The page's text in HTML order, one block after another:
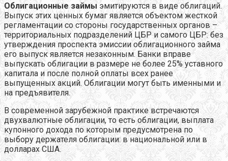
Облигационные займы эмитируются в виде облигаций.
Выпуск этих ценных бумаг является объектом жесткой
регламентации со стороны государственных органов –
территориальных подразделений ЦБР и самого ЦБР: без
утверждения проспекта эмиссии облигационного займа
его выпуск является незаконным. Банки вправе
выпускать облигации в размере не более 25% уставного
капитала и после полной оплаты всех ранее
выпущенных акций. Облигации могут быть именными и
на предъявителя.
В современной зарубежной практике встречаются
двухвалютные облигации, то есть облигации, выплата
купонного дохода по которым предусмотрена по
выбору держателя облигации: в национальной или в
долларах США.